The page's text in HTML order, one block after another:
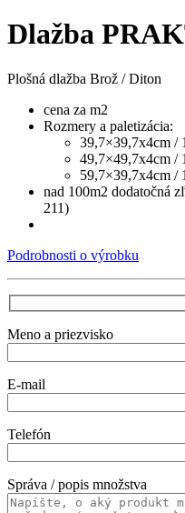
Dlažba
Plošná dlažba Brož / Diton
cena za m2
Rozmery a paletizácia:
39,7×39,7x4cm /
49,7×49,7x4cm /
59,7×39,7x4cm /
nad 100m2 dodatočná
211)
Podrobnosti o výrobku
Meno a priezvisko
E-mail
Telefón
Správa / popis množstva